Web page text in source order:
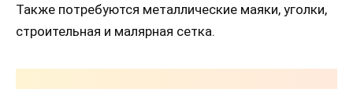
Также потребуются металлические маяки, уголки,
строительная и малярная сетка.